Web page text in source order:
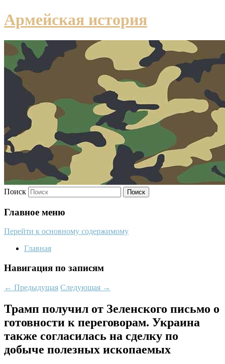
Армейская история
Поиск
Главное меню
Перейти к основному содержимому
Главная
Навигация по записям
← Предыдущая Следующая →
Трамп получил от Зеленского письмо о
готовности к переговорам. Украина
также согласилась на сделку по
добыче полезных ископаемых